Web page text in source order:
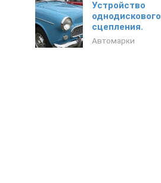
Устройство
однодискового
сцепления.
Автомарки